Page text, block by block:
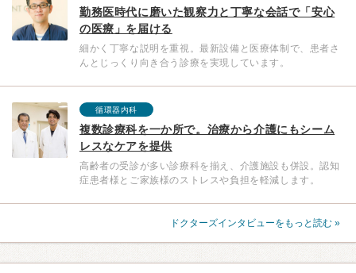
勤務医時代に磨いた観察力と丁寧な会話で「安心
の医療」を届ける
細かく丁寧な説明を重視。最新設備と医療体制で、患者さ
んとじっくり向き合う診療を実現しています。
循環器内科
複数診療科を一か所で。治療から介護にもシーム
レスなケアを提供
高齢者の受診が多い診療科を揃え、介護施設も併設。認知
症患者様とご家族様のストレスや負担を軽減します。
ドクターズインタビューをもっと読む »